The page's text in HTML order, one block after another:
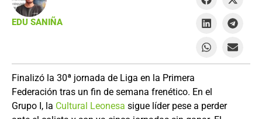
Finalizó la 30ª jornada de Liga en la Primera
Federación tras un fin de semana frenético. En el
Grupo I, la Cultural Leonesa sigue líder pese a perder
EDU SANIÑA